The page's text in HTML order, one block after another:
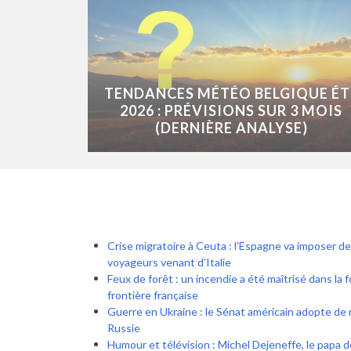
TENDANCES MÉTÉO BELGIQUE
2026 : PRÉVISIONS SUR 3 MOIS
(DERNIÈRE ANALYSE)
Crise migratoire à Ceuta : l’Espagne va imposer
voyageurs venant d’Italie
Feux de forêt : un incendie a été maîtrisé dans la
frontière française
Guerre en Ukraine : le Sénat américain adopte
Russie
Humour et télévision : Michel Dejeneffe, le papa